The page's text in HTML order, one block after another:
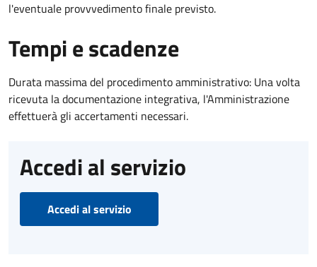
l'eventuale provvvedimento finale previsto.
Tempi e scadenze
Durata massima del procedimento amministrativo: Una volta
ricevuta la documentazione integrativa, l'Amministrazione
effettuerà gli accertamenti necessari.
Accedi al servizio
Accedi al servizio